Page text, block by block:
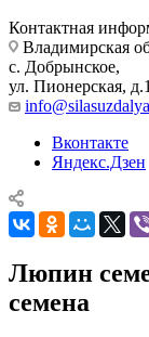
Контактная
Владимирская
с. Добрынское,
ул. Пионерская,
Вконтакте
Яндекс.Дзен
Люпин
семена